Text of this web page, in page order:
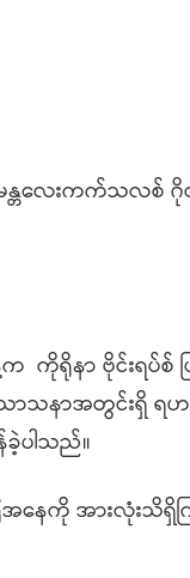
မန္တလေးကက်သလစ် ဂို
နာ ဗိုင်းရပ်စ် ပြ
သနာအတွင်းရှိ ရဟ
ပါသည်။
နေကို အားလုံးသိရှိကြ